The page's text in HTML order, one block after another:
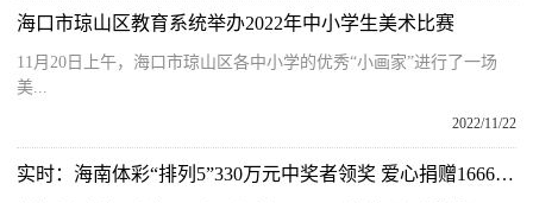
海口市琼山区教育系统举办2022年中小学生美术比赛
11月20日上午，海口市琼山区各中小学的优秀“小画家”进行了一场
美...
2022/11/22
实时：海南体彩“排列5”330万元中奖者领奖 爱心捐赠16666元助学基金